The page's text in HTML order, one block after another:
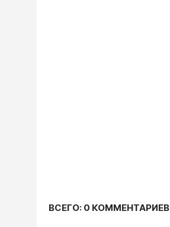
ВСЕГО: 0 КОММЕНТАРИЕВ